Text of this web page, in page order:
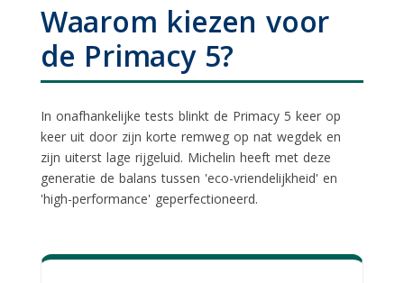
Waarom kiezen voor
de Primacy 5?
In onafhankelijke tests blinkt de Primacy 5 keer op
keer uit door zijn korte remweg op nat wegdek en
zijn uiterst lage rijgeluid. Michelin heeft met deze
generatie de balans tussen 'eco-vriendelijkheid' en
'high-performance' geperfectioneerd.